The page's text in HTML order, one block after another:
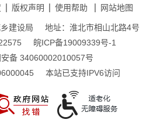
版权声明 使用帮助 网站地图
建设局
地址：淮北市相山北路4号
皖ICP备19009339号-1
备 34060002010057号
本站已支持IPV6访问